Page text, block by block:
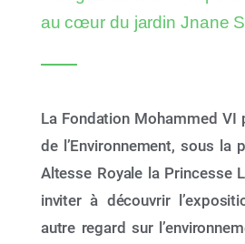
cinq nouvelles plages
au cœur du jardin Jnane
La Fondation Mohammed VI
de l’Environnement, sous la
Altesse Royale la Princesse
inviter à découvrir
autre regard sur